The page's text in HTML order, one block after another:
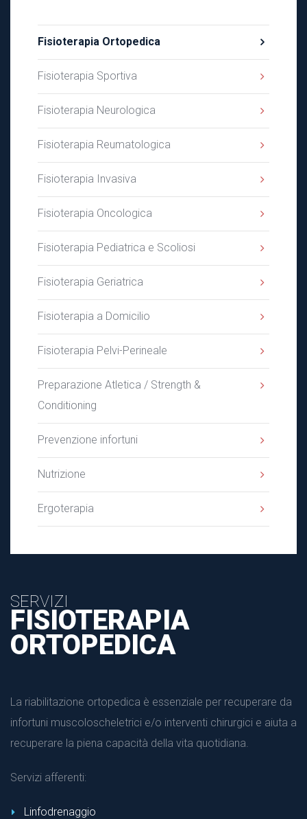
Fisioterapia Ortopedica
Fisioterapia Sportiva
Fisioterapia Neurologica
Fisioterapia Reumatologica
Fisioterapia Invasiva
Fisioterapia Oncologica
Fisioterapia Pediatrica e Scoliosi
Fisioterapia Geriatrica
Fisioterapia a Domicilio
Fisioterapia Pelvi-Perineale
Preparazione Atletica / Strength &
Conditioning
Prevenzione infortuni
Nutrizione
Ergoterapia
SERVIZI
FISIOTERAPIA
ORTOPEDICA
La riabilitazione ortopedica è essenziale per recuperare da
infortuni muscoloscheletrici e/o interventi chirurgici e aiuta a
recuperare la piena capacità della vita quotidiana.
Servizi afferenti:
Linfodrenaggio